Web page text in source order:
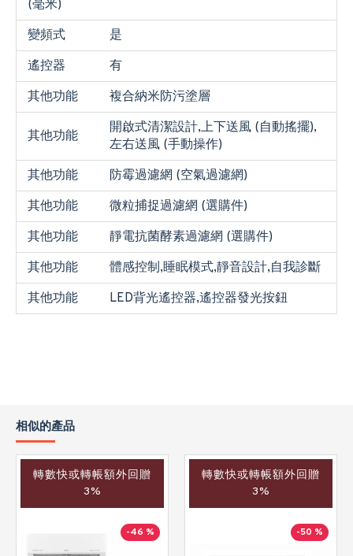
(毫米)
變頻式
是
遙控器
有
其他功能
複合納米防污塗層
其他功能
開啟式清潔設計,上下送風 (自動搖擺),
左右送風 (手動操作)
其他功能
防霉過濾網 (空氣過濾網)
其他功能
微粒捕捉過濾網 (選購件)
其他功能
靜電抗菌酵素過濾網 (選購件)
其他功能
體感控制,睡眠模式,靜音設計,自我診斷
其他功能
LED背光遙控器,遙控器發光按鈕
相似的產品
轉數快或轉帳額外回贈
3%
-46 %
轉數快或轉帳額外回贈
3%
-50 %